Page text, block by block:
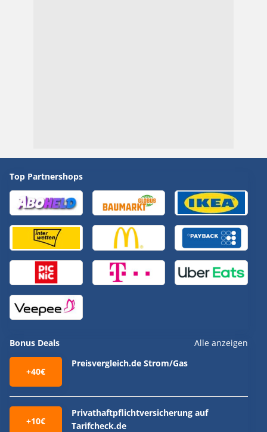
Top Partnershops
Bonus Deals Alle anzeigen
+40€
Preisvergleich.de Strom/Gas
+10€
Privathaftpflichtversicherung auf
Tarifcheck.de